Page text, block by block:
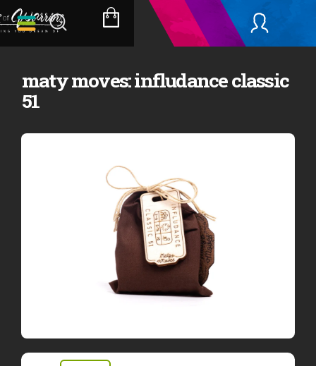
Přejít
na
obsah
NÁKUPNÍ
KOŠÍK
maty moves: infludance classic
51